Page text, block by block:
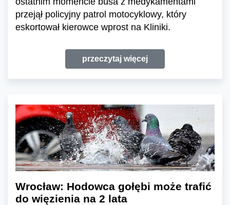
przejął policyjny patrol motocyklowy, który
eskortował kierowce wprost na Kliniki.
przeczytaj więcej
Wrocław: Hodowca gołębi może trafić
do więzienia na 2 lata